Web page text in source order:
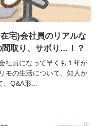
宅)会社員のリアルな
取り、サボり…！？
社員になって早くも１年が
モの生活について、知人か
Q&A形...